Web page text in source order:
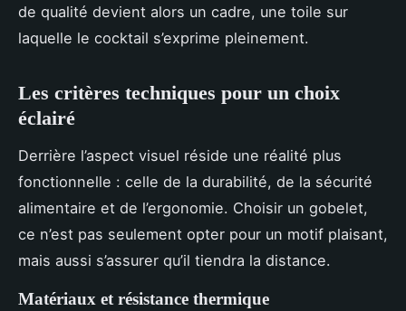
de qualité devient alors un cadre, une toile sur
laquelle le cocktail s’exprime pleinement.
Les critères techniques pour un choix
éclairé
Derrière l’aspect visuel réside une réalité plus
fonctionnelle : celle de la durabilité, de la sécurité
alimentaire et de l’ergonomie. Choisir un gobelet,
ce n’est pas seulement opter pour un motif plaisant,
mais aussi s’assurer qu’il tiendra la distance.
Matériaux et résistance thermique